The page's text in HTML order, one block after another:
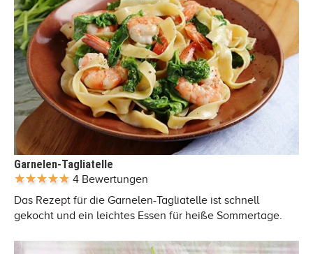
Garnelen-Tagliatelle
4 Bewertungen
Das Rezept für die Garnelen-Tagliatelle ist schnell
gekocht und ein leichtes Essen für heiße Sommertage.